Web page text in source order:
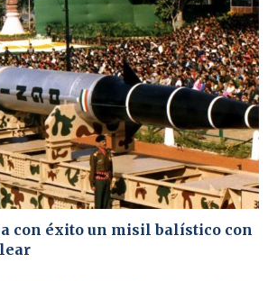
con éxito un misil balístico con